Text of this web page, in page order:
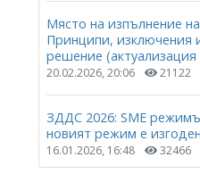
Място на изпълнение
Принципи, изключения
решение (актуализация
20.02.2026, 20:06 21122
ЗДДС 2026: SME
новият режим е
16.01.2026, 16:48 32466